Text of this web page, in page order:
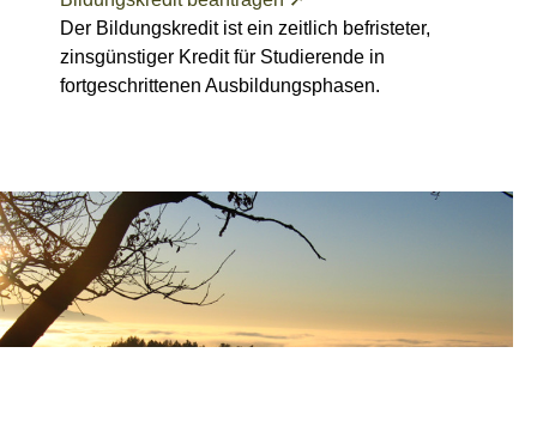
Der Bildungskredit ist ein zeitlich befristeter,
zinsgünstiger Kredit für Studierende in
fortgeschrittenen Ausbildungsphasen.